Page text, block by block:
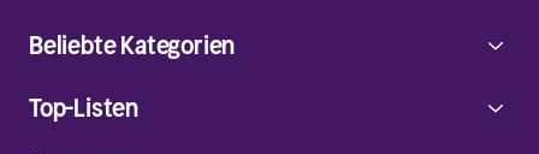
Beliebte Kategorien
Top-Listen